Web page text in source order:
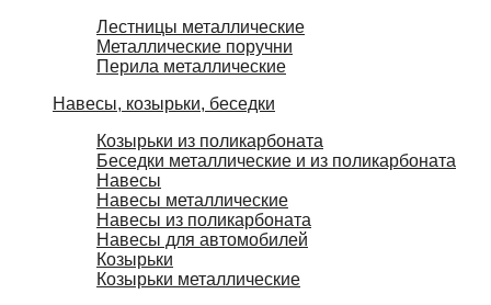
Лестницы металлические
Металлические поручни
Перила металлические
Навесы, козырьки, беседки
Козырьки из поликарбоната
Беседки металлические и из поликарбоната
Навесы
Навесы металлические
Навесы из поликарбоната
Навесы для автомобилей
Козырьки
Козырьки металлические